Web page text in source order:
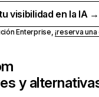
visibilidad en la IA →
Enterprise,¡reserva
y